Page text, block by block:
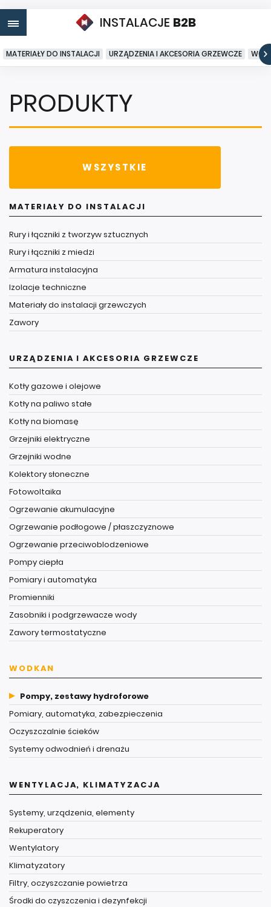
INSTALACJE B2B
MATERIAŁY DO INSTALACJI URZĄDZENIA I AKCESORIA GRZEWCZE
PRODUKTY
WSZYSTKIE
MATERIAŁY DO INSTALACJI
Rury i łączniki z tworzyw sztucznych
Rury i łączniki z miedzi
Armatura instalacyjna
Izolacje techniczne
Materiały do instalacji grzewczych
Zawory
URZĄDZENIA I AKCESORIA GRZEWCZE
Kotły gazowe i olejowe
Kotły na paliwo stałe
Kotły na biomasę
Grzejniki elektryczne
Grzejniki wodne
Kolektory słoneczne
Fotowoltaika
Ogrzewanie akumulacyjne
Ogrzewanie podłogowe / płaszczyznowe
Ogrzewanie przeciwoblodzeniowe
Pompy ciepła
Pomiary i automatyka
Promienniki
Zasobniki i podgrzewacze wody
Zawory termostatyczne
WODKAN
Pompy, zestawy hydroforowe
Pomiary, automatyka, zabezpieczenia
Oczyszczalnie ścieków
Systemy odwodnień i drenażu
WENTYLACJA, KLIMATYZACJA
Systemy, urządzenia, elementy
Rekuperatory
Wentylatory
Klimatyzatory
Filtry, oczyszczanie powietrza
Środki do czyszczenia i dezynfekcji